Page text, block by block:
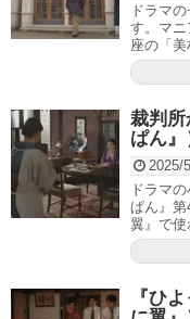
ドラマ
す。マ
座の「美
裁判
ぱん』
2025/
ドラマ
ぱん』第
翼』で使
『ひ